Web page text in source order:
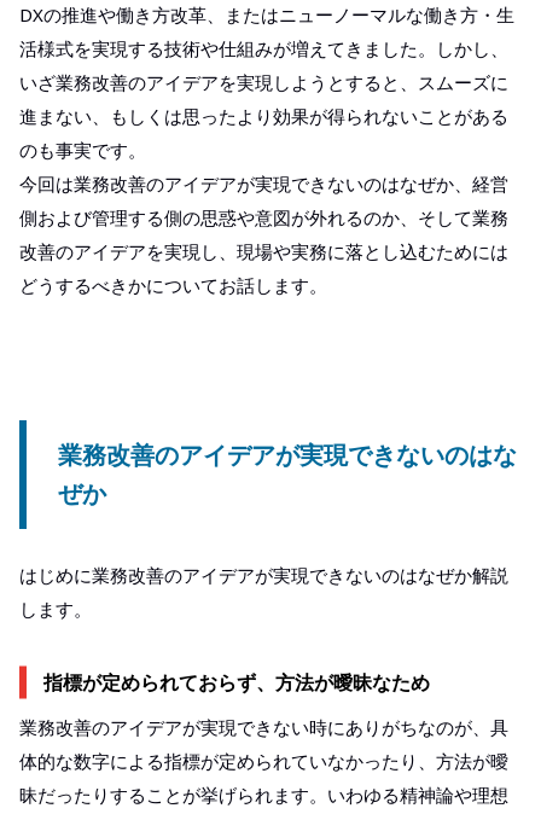
DXの推進や働き方改革、またはニューノーマルな働き方・生
活様式を実現する技術や仕組みが増えてきました。しかし、
いざ業務改善のアイデアを実現しようとすると、スムーズに
進まない、もしくは思ったより効果が得られないことがある
のも事実です。
今回は業務改善のアイデアが実現できないのはなぜか、経営
側および管理する側の思惑や意図が外れるのか、そして業務
改善のアイデアを実現し、現場や実務に落とし込むためには
どうするべきかについてお話します。
業務改善のアイデアが実現できないのはな
ぜか
はじめに業務改善のアイデアが実現できないのはなぜか解説
します。
指標が定められておらず、方法が曖昧なため
業務改善のアイデアが実現できない時にありがちなのが、具
体的な数字による指標が定められていなかったり、方法が曖
昧だったりすることが挙げられます。いわゆる精神論や理想